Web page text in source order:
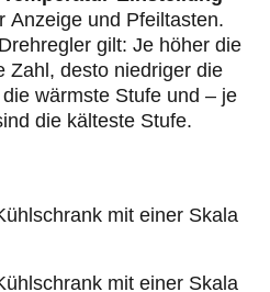
Anzeige und Pfeiltasten.
gilt: Je höher die
Zahl, desto niedriger die
wärmste Stufe und – je
die kälteste Stufe.
mit einer Skala
mit einer Skala